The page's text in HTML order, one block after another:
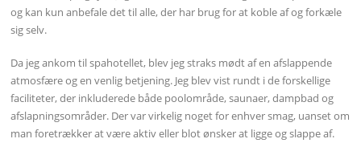
og kan kun anbefale det til alle, der har brug for at koble af og forkæle
sig selv.
Da jeg ankom til spahotellet, blev jeg straks mødt af en afslappende
atmosfære og en venlig betjening. Jeg blev vist rundt i de forskellige
faciliteter, der inkluderede både poolområde, saunaer, dampbad og
afslapningsområder. Der var virkelig noget for enhver smag, uanset om
man foretrækker at være aktiv eller blot ønsker at ligge og slappe af.